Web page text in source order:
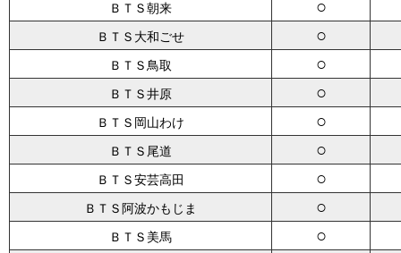
ＢＴＳ朝来 ○
ＢＴＳ大和ごせ ○
ＢＴＳ鳥取 ○
ＢＴＳ井原 ○
ＢＴＳ岡山わけ ○
ＢＴＳ尾道 ○
ＢＴＳ安芸高田 ○
ＢＴＳ阿波かもじま ○
ＢＴＳ美馬 ○